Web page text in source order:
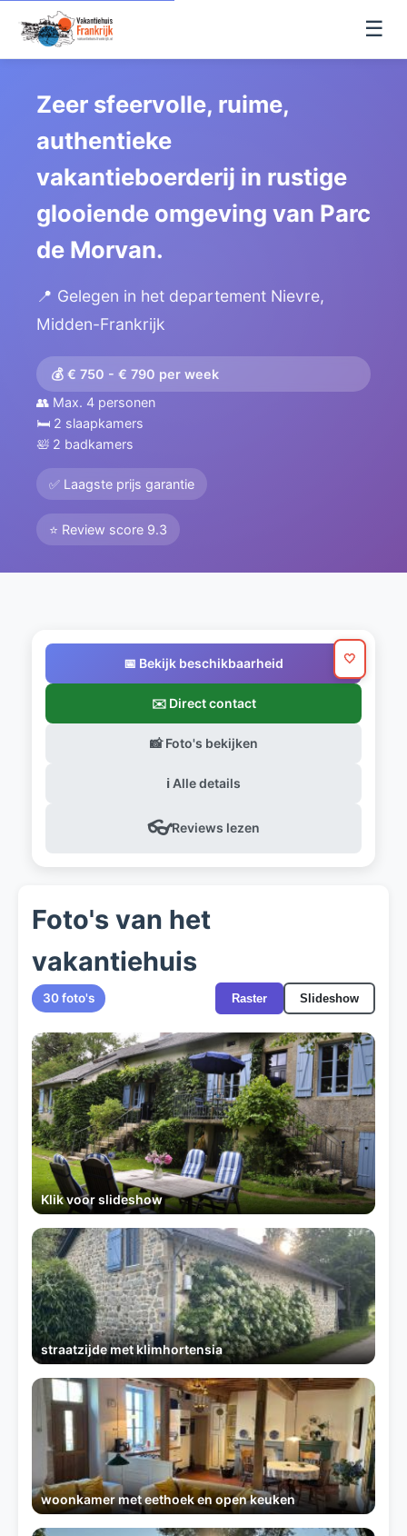
☰
Zeer sfeervolle, ruime,
authentieke
vakantieboerderij in rustige
glooiende omgeving van Parc
de Morvan.
📍 Gelegen in het departement Nievre,
Midden-Frankrijk
💰 € 750 - € 790 per week
👥 Max. 4 personen
🛏️ 2 slaapkamers
🛀 2 badkamers
✅ Laagste prijs garantie
⭐ Review score 9.3
📅 Bekijk beschikbaarheid
✉️ Direct contact
📸 Foto's bekijken
ℹ️ Alle details
🤍
👓Reviews lezen
Foto's van het
vakantiehuis
30 foto's Raster Slideshow
Klik voor slideshow
straatzijde met klimhortensia
woonkamer met eethoek en open keuken